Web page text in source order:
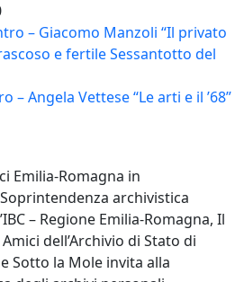
– Giacomo Manzoli “Il privato
e fertile Sessantotto del
– Angela Vettese “Le arti e il ’68”
Emilia-Romagna in
archivistica
– Regione Emilia-Romagna, Il
dell’Archivio di Stato di
Sotto la Mole invita alla